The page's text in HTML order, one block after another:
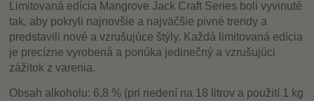
Limitovaná edícia Mangrove Jack Craft Series boli vyvinuté
tak, aby pokryli najnovšie a najväčšie pivné trendy a
predstavili nové a vzrušujúce štýly. Každá limitovaná edícia
je precízne vyrobená a ponúka jedinečný a vzrušujúci
zážitok z varenia.
Obsah alkoholu: 6,8 % (pri riedení na 18 litrov a použití 1 kg